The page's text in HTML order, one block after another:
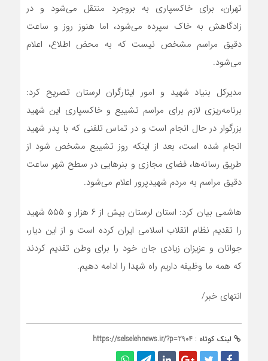
تهران، برای خاکسپاری به بروجرد منتقل می‌شود و در
زادگاهش به خاک سپرده می‌شود، اما هنوز روز و ساعت
دقیق مراسم مشخص نیست که به محض اطلاع، اعلام
می‌شود.
مدیرکل بنیاد شهید و امور ایثارگران لرستان تصریح کرد:
برنامه‌ریزی لازم برای مراسم تشییع و خاکسپاری این شهید
بزرگوار در حال انجام است و در تماس تلفنی که با پدر شهید
انجام شده است، بعد از اینکه روز تشییع مشخص شود از
طریق رسانه‌ها، فضای مجازی و بنرهایی در سطح شهر ساعت
دقیق مراسم به مردم شهیدپرور اعلام می‌شود.
هاشمی بیان کرد: استان لرستان بیش از ۶ هزار و ۵۵۵ شهید
را تقدیم نظام انقلاب اسلامی ایران کرده است و از این دیار،
جوانان و عزیزان زیادی جان خود را برای وطن تقدیم کردند
که همه ما وظیفه داریم راه شهدا را ادامه دهیم.
انتهای خبر/
لینک کوتاه : https://selselehnews.ir/?p=2904